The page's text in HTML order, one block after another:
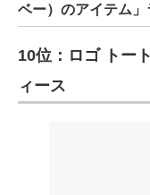
ベー）のアイテム」
10位：ロゴ トー
ィース